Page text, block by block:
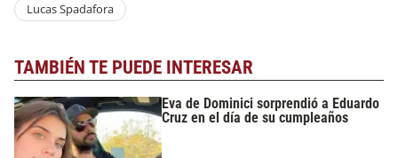
Lucas Spadafora
TAMBIÉN TE PUEDE INTERESAR
Eva de Dominici sorprendió a Eduardo
Cruz en el día de su cumpleaños